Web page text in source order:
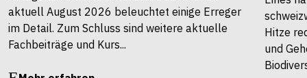
aktuell August 2026 beleuchtet einige Erreger
im Detail. Zum Schluss sind weitere aktuelle
Fachbeiträge und Kurs...
Hitze
und